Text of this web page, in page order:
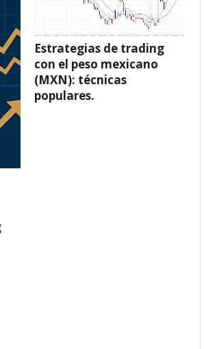
Estrategias de trading
con el peso mexicano
(MXN): técnicas
populares.